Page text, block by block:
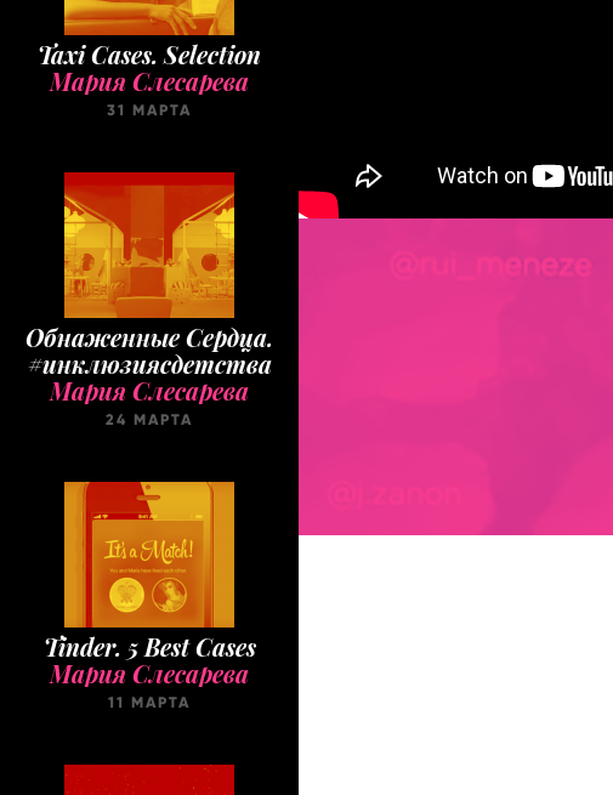
Taxi Cases. Selection
Мария Слесарева
31 МАРТА
Обнаженные Cердца.
#инклюзиясдетства
Мария Слесарева
24 МАРТА
Tinder. 5 Best Cases
Мария Слесарева
11 МАРТА